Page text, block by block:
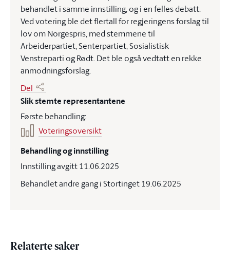
behandlet i samme innstilling, og i en felles debatt.
Ved votering ble det flertall for regjeringens forslag til
lov om Norgespris, med stemmene til
Arbeiderpartiet, Senterpartiet, Sosialistisk
Venstreparti og Rødt. Det ble også vedtatt en rekke
anmodningsforslag.
Del
Slik stemte representantene
Første behandling:
Voteringsoversikt
Behandling og innstilling
Innstilling avgitt 11.06.2025
Behandlet andre gang i Stortinget 19.06.2025
Relaterte saker